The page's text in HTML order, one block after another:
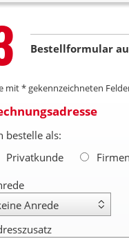
Bestellformular
mit * gekennzeichneten
bestelle als:
Privatkunde